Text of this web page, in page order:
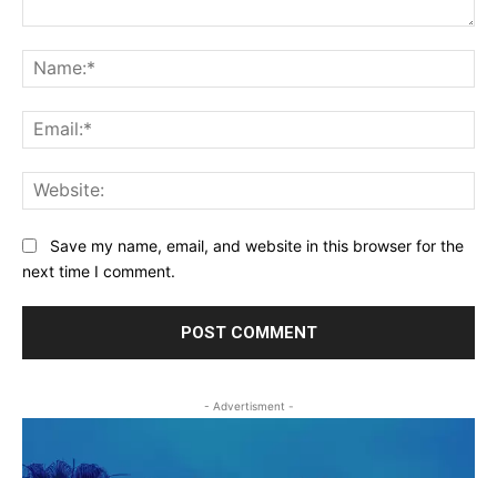
Save my name, email, and website in this browser for the
next time I comment.
- Advertisment -